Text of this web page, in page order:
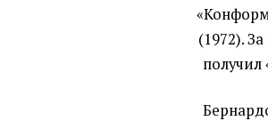
«
(1972).
получил